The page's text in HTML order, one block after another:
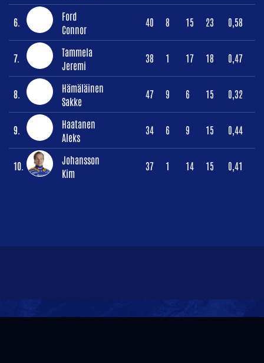
6.
Ford
Connor
40 8 15 23 0,58
7.
Tammela
Jeremi
38 1 17 18 0,47
8.
Hämäläinen
Sakke
47 9 6 15 0,32
9.
Haatanen
Aleks
34 6 9 15 0,44
10.
Johansson
Kim
37 1 14 15 0,41